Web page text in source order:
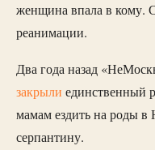
женщина впала в кому.
реанимации.
Два года назад
закрыли единственный
мамам ездить на роды
серпантину.